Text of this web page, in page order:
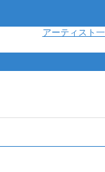
アーティスト